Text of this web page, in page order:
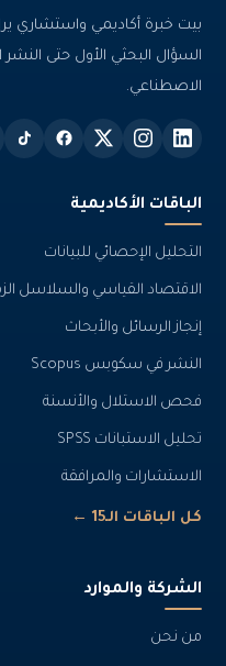
السؤال البحثي الأول حتى النشر
الاصطناعي.
الباقات الأكاديمية
التحليل الإحصائي للبيانات
الاقتصاد القياسي والسلاسل
إنجاز الرسائل والأبحاث
النشر في سكوبس Scopus
فحص الاستلال والأنسنة
تحليل الاستبانات SPSS
الاستشارات والمرافقة
كل الباقات الـ15 ←
الشركة والموارد
من نحن